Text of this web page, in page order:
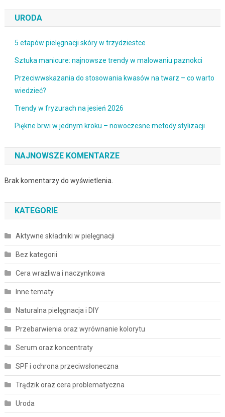
URODA
5 etapów pielęgnacji skóry w trzydziestce
Sztuka manicure: najnowsze trendy w malowaniu paznokci
Przeciwwskazania do stosowania kwasów na twarz – co warto
wiedzieć?
Trendy w fryzurach na jesień 2026
Piękne brwi w jednym kroku – nowoczesne metody stylizacji
NAJNOWSZE KOMENTARZE
Brak komentarzy do wyświetlenia.
KATEGORIE
Aktywne składniki w pielęgnacji
Bez kategorii
Cera wrażliwa i naczynkowa
Inne tematy
Naturalna pielęgnacja i DIY
Przebarwienia oraz wyrównanie kolorytu
Serum oraz koncentraty
SPF i ochrona przeciwsłoneczna
Trądzik oraz cera problematyczna
Uroda